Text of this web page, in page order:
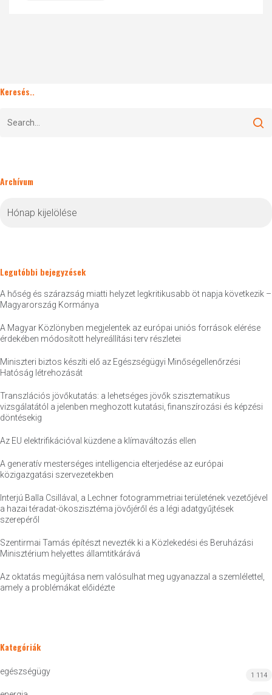
Keresés..
Archívum
Legutóbbi bejegyzések
A hőség és szárazság miatti helyzet legkritikusabb öt napja következik –
Magyarország Kormánya
A Magyar Közlönyben megjelentek az európai uniós források elérése
érdekében módosított helyreállítási terv részletei
Miniszteri biztos készíti elő az Egészségügyi Minőségellenőrzési
Hatóság létrehozását
Transzlációs jövőkutatás: a lehetséges jövők szisztematikus
vizsgálatától a jelenben meghozott kutatási, finanszírozási és képzési
döntésekig
Az EU elektrifikációval küzdene a klímaváltozás ellen
A generatív mesterséges intelligencia elterjedése az európai
közigazgatási szervezetekben
Interjú Balla Csillával, a Lechner fotogrammetriai területének vezetőjével
a hazai téradat-ökoszisztéma jövőjéről és a légi adatgyűjtések
szerepéről
Szentirmai Tamás építészt nevezték ki a Közlekedési és Beruházási
Minisztérium helyettes államtitkárává
Az oktatás megújítása nem valósulhat meg ugyanazzal a szemlélettel,
amely a problémákat előidézte
Kategóriák
egészségügy 1 114